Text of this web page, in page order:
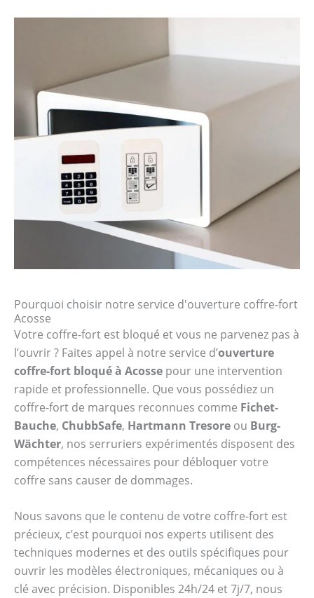
Pourquoi choisir notre service d'ouverture coffre-fort
Acosse
Votre coffre-fort est bloqué et vous ne parvenez pas à
l’ouvrir ? Faites appel à notre service d’ouverture
coffre-fort bloqué à Acosse pour une intervention
rapide et professionnelle. Que vous possédiez un
coffre-fort de marques reconnues comme Fichet-
Bauche, ChubbSafe, Hartmann Tresore ou Burg-
Wächter, nos serruriers expérimentés disposent des
compétences nécessaires pour débloquer votre
coffre sans causer de dommages.
Nous savons que le contenu de votre coffre-fort est
précieux, c’est pourquoi nos experts utilisent des
techniques modernes et des outils spécifiques pour
ouvrir les modèles électroniques, mécaniques ou à
clé avec précision. Disponibles 24h/24 et 7j/7, nous